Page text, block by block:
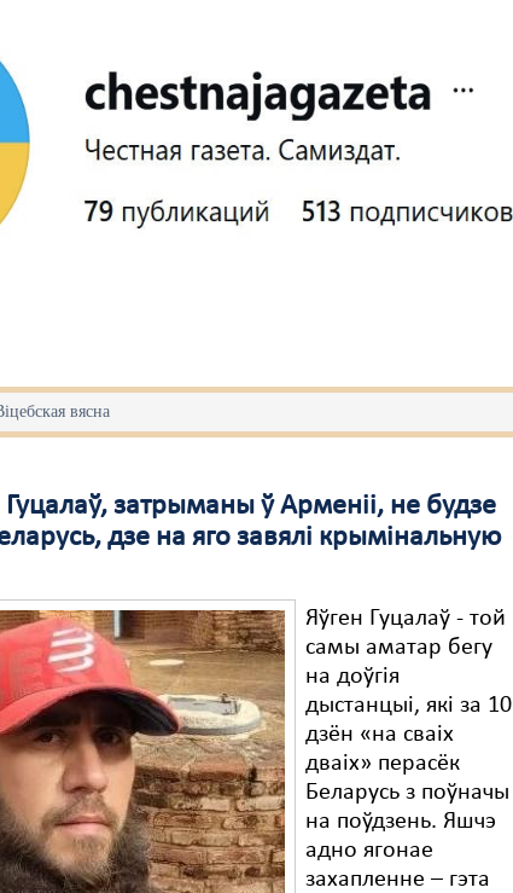
вясна
Гуцалаў, затрыманы ў Арменіі, не будзе
дзе на яго завялі крымінальную
Яўген Гуцалаў - той
самы аматар бегу
на доўгія
дыстанцыі, які за 10
дзён «на сваіх
дваіх» перасёк
Беларусь з поўначы
на поўдзень. Яшчэ
адно ягонае
захапленне – гэта